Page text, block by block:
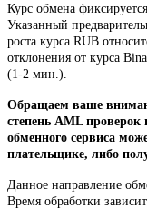
Курс обмена
Указанный
роста курса RUB
отклонения от курса
(1-2 мин.).
Обращаем ваше
степень AML проверок
обменного сервиса
плательщике, либо
Данное направление
Время обработки